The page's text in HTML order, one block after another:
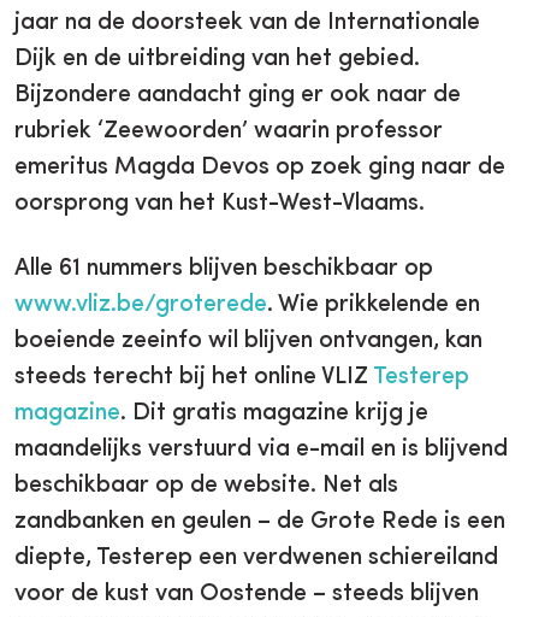
jaar na de doorsteek van de Internationale
Dijk en de uitbreiding van het gebied.
Bijzondere aandacht ging er ook naar de
rubriek ‘Zeewoorden’ waarin professor
emeritus Magda Devos op zoek ging naar de
oorsprong van het Kust-West-Vlaams.
Alle 61 nummers blijven beschikbaar op
www.vliz.be/groterede. Wie prikkelende en
boeiende zeeinfo wil blijven ontvangen, kan
steeds terecht bij het online VLIZ Testerep
magazine. Dit gratis magazine krijg je
maandelijks verstuurd via e-mail en is blijvend
beschikbaar op de website. Net als
zandbanken en geulen – de Grote Rede is een
diepte, Testerep een verdwenen schiereiland
voor de kust van Oostende – steeds blijven